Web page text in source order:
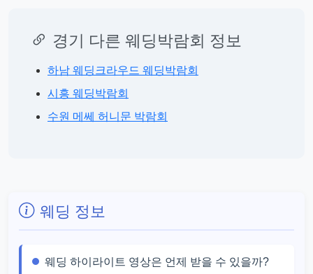
경기 다른 웨딩박람회 정보
하남 웨딩크라우드 웨딩박람회
시흥 웨딩박람회
수원 메쎄 허니문 박람회
웨딩 정보
웨딩 하이라이트 영상은 언제 받을 수 있을까?